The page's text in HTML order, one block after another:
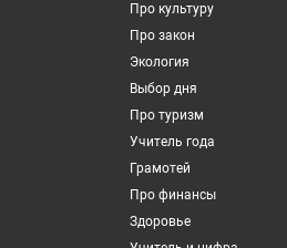
Про культуру
Про закон
Экология
Выбор дня
Про туризм
Учитель года
Грамотей
Про финансы
Здоровье